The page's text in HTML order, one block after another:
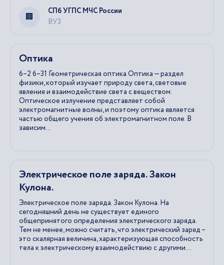
ВУЗ
СПб УГПС МЧС России
Оптика
6–2 6–31 Геометрическая оптика Оптика — раздел
физики, который изучает природу света, световые
явления и взаимодействие света с веществом.
Оптическое излучение представляет собой
электромагнитные волны, и поэтому оптика является
частью общего учения об электромагнитном поле. В
зависим...
Электрическое поле заряда. Закон
Кулона.
Электрическое поле заряда. Закон Кулона. На
сегодняшний день не существует единого
общепринятого определения электрического заряда.
Тем не менее, можно считать, что электрический заряд –
это скалярная величина, характеризующая способность
тела к электрическому взаимодействию с другими...